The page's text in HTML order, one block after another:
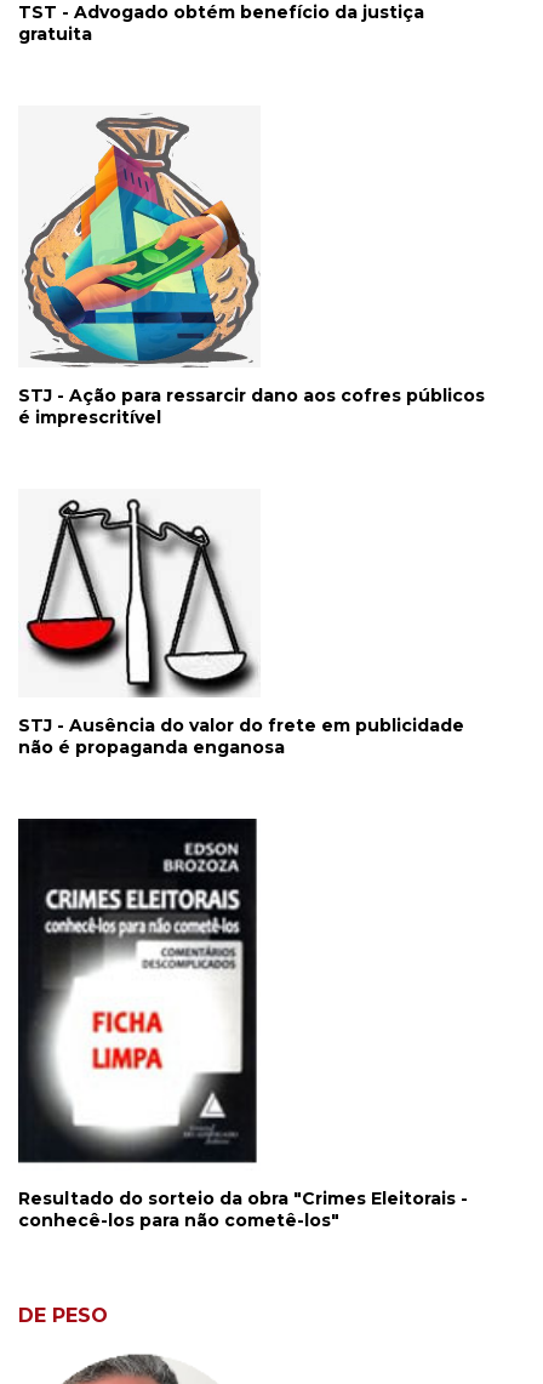
TST - Advogado obtém benefício da justiça
gratuita
STJ - Ação para ressarcir dano aos cofres públicos
é imprescritível
STJ - Ausência do valor do frete em publicidade
não é propaganda enganosa
Resultado do sorteio da obra "Crimes Eleitorais -
conhecê-los para não cometê-los"
DE PESO